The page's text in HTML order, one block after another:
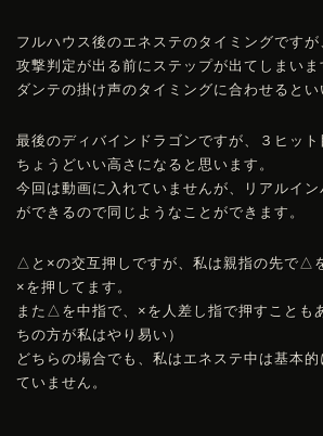
フルハウス後のエネステのタイミングですが
攻撃判定が出る前にステップが出てしまいま
ダンテの掛け声のタイミングに合わせるとい
最後のディバインドラゴンですが、３ヒット
ちょうどいい高さになると思います。
今回は動画に入れていませんが、リアルイ
ができるので同じようなことができます。
△と×の交互押しですが、私は親指の先で△
×を押してます。
また△を中指で、×を人差し指で押すことも
ちの方が私はやり易い）
どちらの場合でも、私はエネステ中は基本
ていません。